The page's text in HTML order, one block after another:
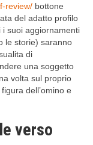
review/ bottone
del adatto profilo
i suoi aggiornamenti
le storie) saranno
di
una soggetto
volta sul proprio
dell’omino e
verso